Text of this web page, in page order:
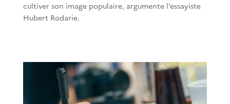
cultiver son image populaire, argumente l’essayiste
Hubert Rodarie.